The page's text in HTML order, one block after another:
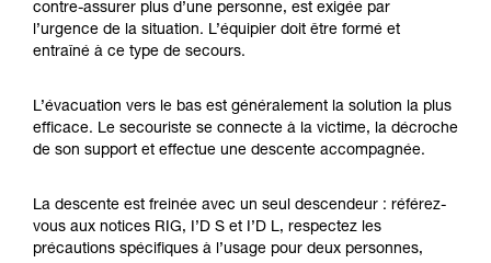
d’informations.
Maîtriser ces techniques nécessite une
formation et un entraînement spécifique. Validez
la manipulation, seul, en toute sécurité, avant
de la reproduire en autonomie.
Nous donnons des exemples de techniques
contre-assurer plus d’une personne, est exigée par
l’urgence de la situation. L’équipier doit être formé et
entraîné à ce type de secours.
L’évacuation vers le bas est généralement la solution la plus
efficace. Le secouriste se connecte à la victime, la décroche
de son support et effectue une descente accompagnée.
La descente est freinée avec un seul descendeur : référez-
vous aux notices RIG, I’D S et I’D L, respectez les
précautions spécifiques à l’usage pour deux personnes,